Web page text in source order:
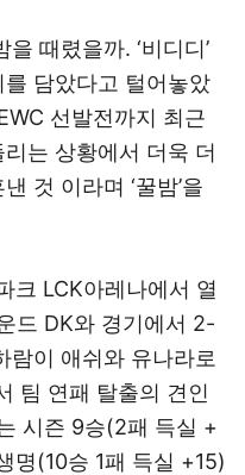
때렸을까. ‘비디디’
담았다고 털어놓았
선발전까지 최근
는 상황에서 더욱 더
것 이라며 ‘꿀밤’을
크 LCK아레나에서 열
드 DK와 경기에서 2-
람이 애쉬와 유나라로
팀 연패 탈출의 견인
시즌 9승(2패 득실 +
명(10승 1패 득실 +15)